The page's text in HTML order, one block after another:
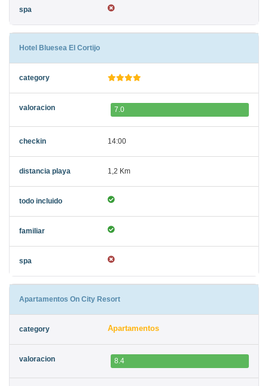
Hotel Bluesea El Cortijo
7.0
14:00
1,2 Km
Apartamentos On City Resort
Apartamentos
8.4